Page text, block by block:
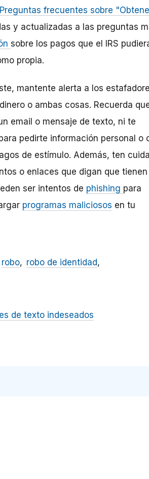
Preguntas frecuentes sobre
y actualizadas a las preguntas
sobre los pagos que el IRS
propia.
mantente alerta a los
o ambas cosas. Recuerda
email o mensaje de texto, ni te
pedirte información personal o
de estímulo. Además, ten
o enlaces que digan que tienen
ser intentos de phishing para
programas maliciosos en tu
robo
robo de identidad
de texto indeseados